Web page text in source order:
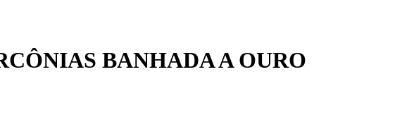
BANHADA A OURO